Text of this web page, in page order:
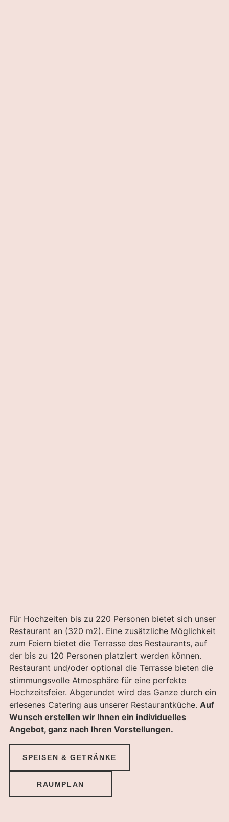
Für Hochzeiten bis zu 220 Personen bietet sich unser
Restaurant an (320 m2). Eine zusätzliche Möglichkeit
zum Feiern bietet die Terrasse des Restaurants, auf
der bis zu 120 Personen platziert werden können.
Restaurant und/oder optional die Terrasse bieten die
stimmungsvolle Atmosphäre für eine perfekte
Hochzeitsfeier. Abgerundet wird das Ganze durch ein
erlesenes Catering aus unserer Restaurantküche. Auf
Wunsch erstellen wir Ihnen ein individuelles
Angebot, ganz nach Ihren Vorstellungen.
SPEISEN & GETRÄNKE
RAUMPLAN